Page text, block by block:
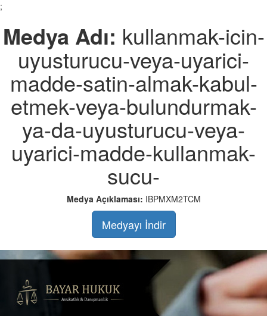
;
Medya Adı: kullanmak-icin-
uyusturucu-veya-uyarici-
madde-satin-almak-kabul-
etmek-veya-bulundurmak-
ya-da-uyusturucu-veya-
uyarici-madde-kullanmak-
sucu-
Medya Açıklaması: IBPMXM2TCM
Medyayı İndir